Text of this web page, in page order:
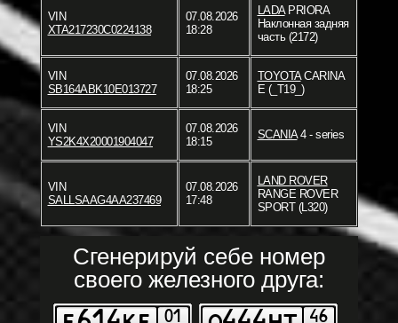
VIN
XTA217230C0224138
07.08.2026
18:28
LADAPRIORA
Наклонная задняя
часть (2172)
VIN
SB164ABK10E013727
07.08.2026
18:25
TOYOTACARINA
E (_T19_)
VIN
YS2K4X20001904047
07.08.2026
18:15
SCANIA4 - series
VIN
SALLSAAG4AA237469
07.08.2026
17:48
LAND ROVER
RANGE ROVER
SPORT (L320)
Сгенерируй себе номер
своего железного друга: